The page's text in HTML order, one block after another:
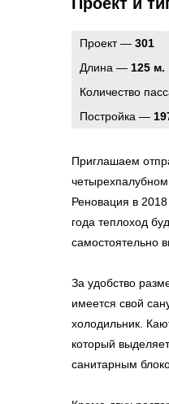
Проект — 301
Длина — 125 м.
Количество
Постройка —
Приглашаем
Реновация в
года теплоход
самостоятельно
За удобство
имеется свой
холодильник.
который
санитарным